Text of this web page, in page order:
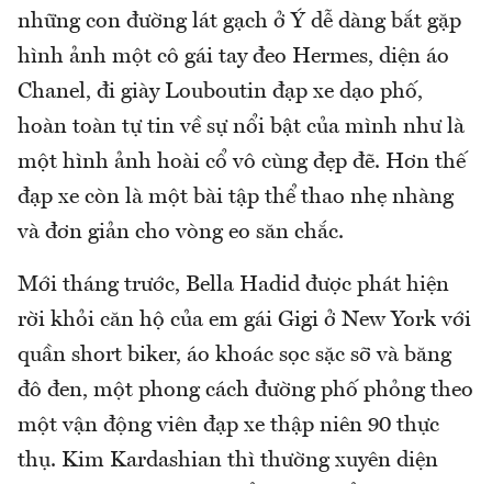
những con đường lát gạch ở Ý dễ dàng bắt gặp
hình ảnh một cô gái tay đeo Hermes, diện áo
Chanel, đi giày Louboutin đạp xe dạo phố,
hoàn toàn tự tin về sự nổi bật của mình như là
một hình ảnh hoài cổ vô cùng đẹp đẽ. Hơn thế
đạp xe còn là một bài tập thể thao nhẹ nhàng
và đơn giản cho vòng eo săn chắc.
Mới tháng trước, Bella Hadid được phát hiện
rời khỏi căn hộ của em gái Gigi ở New York với
quần short biker, áo khoác sọc sặc sỡ và băng
đô đen, một phong cách đường phố phỏng theo
một vận động viên đạp xe thập niên 90 thực
thụ. Kim Kardashian thì thường xuyên diện